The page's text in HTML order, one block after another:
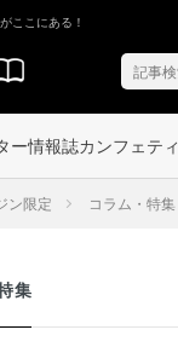
ここにある！
ー情報誌カンフェティ
ン限定 コラム・特集
集